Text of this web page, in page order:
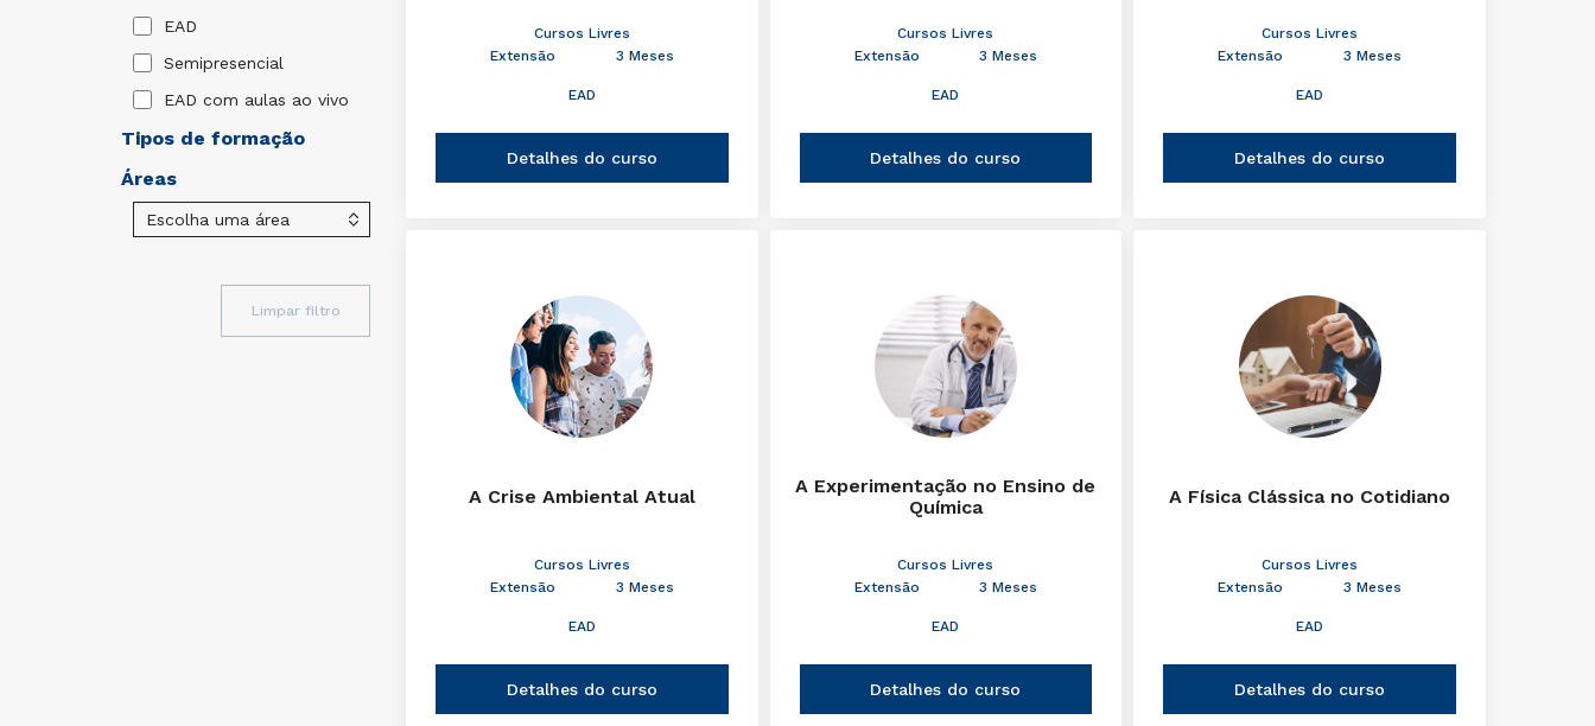
EAD
Semipresencial
EAD com aulas ao vivo
Tipos de formação
Áreas
Limpar filtro
Cursos Livres
Extensão
3 Meses
EAD
Detalhes do curso
Cursos Livres
Extensão
3 Meses
EAD
Detalhes do curso
Cursos Livres
Extensão
3 Meses
EAD
Detalhes do curso
A Crise Ambiental Atual
Cursos Livres
Extensão
3 Meses
EAD
Detalhes do curso
A Experimentação no Ensino de
Química
Cursos Livres
Extensão
3 Meses
EAD
Detalhes do curso
A Física Clássica no Cotidiano
Cursos Livres
Extensão
3 Meses
EAD
Detalhes do curso